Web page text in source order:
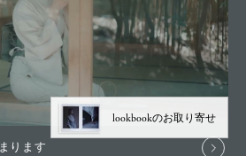
ります
lookbookのお取り寄せ